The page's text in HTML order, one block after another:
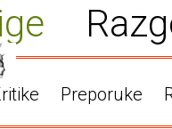
Preporuke